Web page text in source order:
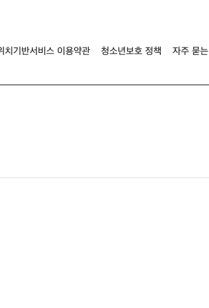
치기반서비스 이용약관 청소년보호 정책
자주 묻